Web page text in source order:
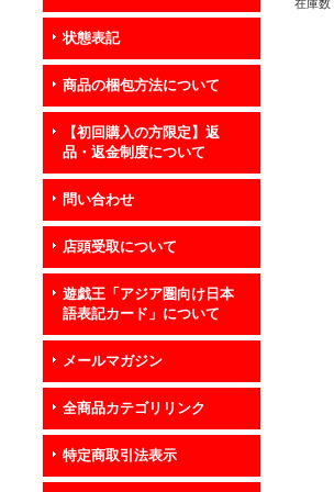
状態表記
商品の梱包方法について
【初回購入の方限定】返
品・返金制度について
問い合わせ
店頭受取について
遊戯王「アジア圏向け日本
語表記カード」について
メールマガジン
全商品カテゴリリンク
特定商取引法表示
在庫数